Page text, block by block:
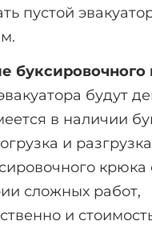
пустой
буксировочного
будут
в наличии
и
крюка
сложных работ,
и